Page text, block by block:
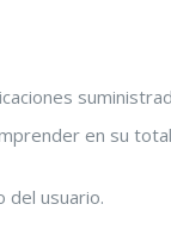
en su
del usuario.